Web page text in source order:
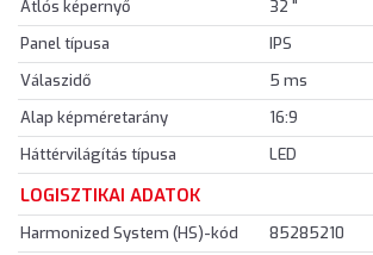
Átlós képernyő
32 "
Panel típusa
IPS
Válaszidő
5 ms
Alap képméretarány
16:9
Háttérvilágítás típusa
LED
LOGISZTIKAI ADATOK
Harmonized System (HS)-kód
85285210